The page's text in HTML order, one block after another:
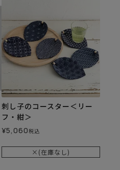
刺し子のコースター＜リー
フ・紺＞
¥5,060税込
×(在庫なし)